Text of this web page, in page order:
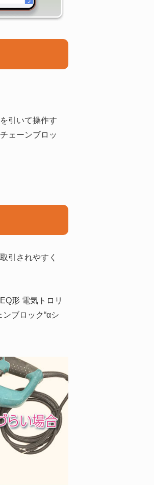
引いて操作す
ェーンブロッ
引されやすく
形 電気トロリ
ブロック“αシ